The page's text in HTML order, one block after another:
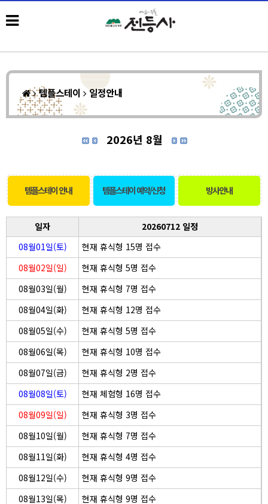
템플스테이 일정안내
2026년 8월
템플스테이 안내 템플스테이 예약/신청 방사안내
일자
20260712 일정
08월01일(토)
현재 휴식형 15명 접수
08월02일(일)
현재 휴식형 5명 접수
08월03일(월)
현재 휴식형 7명 접수
08월04일(화)
현재 휴식형 12명 접수
08월05일(수)
현재 휴식형 5명 접수
08월06일(목)
현재 휴식형 10명 접수
08월07일(금)
현재 휴식형 2명 접수
08월08일(토)
현재 체험형 16명 접수
08월09일(일)
현재 휴식형 3명 접수
08월10일(월)
현재 휴식형 7명 접수
08월11일(화)
현재 휴식형 4명 접수
08월12일(수)
현재 휴식형 9명 접수
08월13일(목)
현재 휴식형 9명 접수